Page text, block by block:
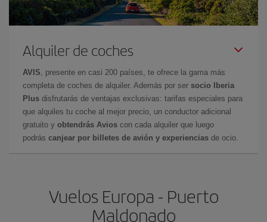
Alquiler de coches
AVIS , presente en casi 200 países, te ofrece la gama más
completa de coches de alquiler. Además por ser socio Iberia
Plus disfrutarás de ventajas exclusivas: tarifas especiales para
que alquiles tu coche al mejor precio, un conductor adicional
gratuito y obtendrás Avios con cada alquiler que luego
podrás canjear por billetes de avión y experiencias de ocio.
Vuelos Europa - Puerto
Maldonado